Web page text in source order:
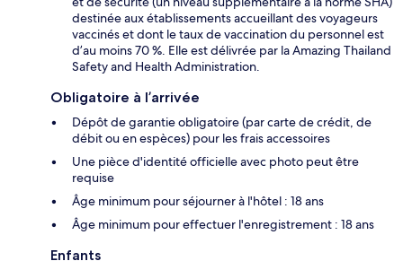
destinée aux établissements accueillant des voyageurs
vaccinés et dont le taux de vaccination du personnel est
d’au moins 70 %. Elle est délivrée par la Amazing Thailand
Safety and Health Administration.
Obligatoire à l’arrivée
Dépôt de garantie obligatoire (par carte de crédit, de
débit ou en espèces) pour les frais accessoires
Une pièce d'identité officielle avec photo peut être
requise
Âge minimum pour séjourner à l'hôtel : 18 ans
Âge minimum pour effectuer l'enregistrement : 18 ans
Enfants